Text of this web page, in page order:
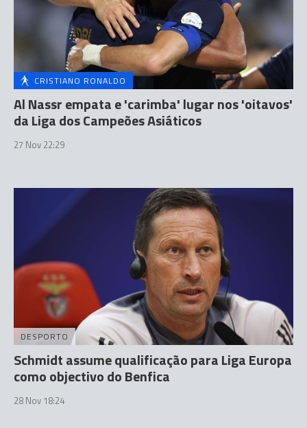
CRISTIANO RONALDO
Al Nassr empata e 'carimba' lugar nos 'oitavos'
da Liga dos Campeões Asiáticos
27 Nov 22:29
DESPORTO
Schmidt assume qualificação para Liga Europa
como objectivo do Benfica
28 Nov 18:24